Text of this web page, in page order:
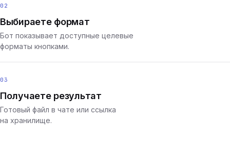
02
Выбираете формат
Бот показывает доступные целевые
форматы кнопками.
03
Получаете результат
Готовый файл в чате или ссылка
на хранилище.